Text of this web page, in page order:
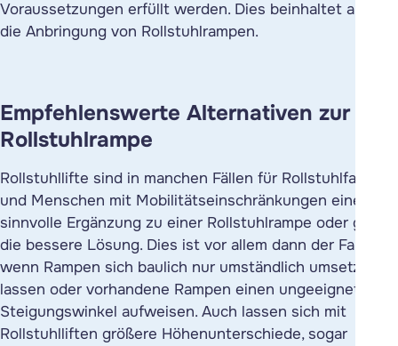
Voraussetzungen erfüllt werden. Dies beinhaltet auch
die Anbringung von Rollstuhlrampen.
Empfehlenswerte Alternativen zur
Rollstuhlrampe
Rollstuhllifte sind in manchen Fällen für Rollstuhlfahrer
und Menschen mit Mobilitätseinschränkungen eine
sinnvolle Ergänzung zu einer Rollstuhlrampe oder gar
die bessere Lösung. Dies ist vor allem dann der Fall,
wenn Rampen sich baulich nur umständlich umsetzen
lassen oder vorhandene Rampen einen ungeeigneten
Steigungswinkel aufweisen. Auch lassen sich mit
Rollstuhlliften größere Höhenunterschiede, sogar